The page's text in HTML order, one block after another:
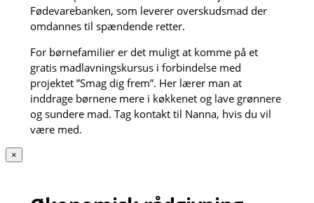
Fødevarebanken, som leverer overskudsmad der
omdannes til spændende retter.
For børnefamilier er det muligt at komme på et
gratis madlavningskursus i forbindelse med
projektet ”Smag dig frem”. Her lærer man at
inddrage børnene mere i køkkenet og lave grønnere
og sundere mad. Tag kontakt til Nanna, hvis du vil
være med.
×